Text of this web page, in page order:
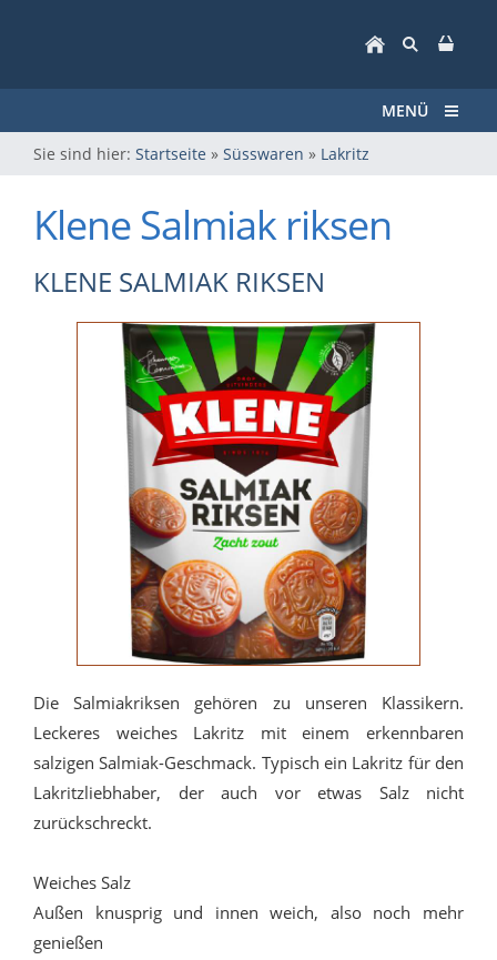
MENÜ
Sie sind hier: Startseite » Süsswaren » Lakritz
Klene Salmiak riksen
KLENE SALMIAK RIKSEN
Die Salmiakriksen gehören zu unseren Klassikern.
Leckeres weiches Lakritz mit einem erkennbaren
salzigen Salmiak-Geschmack. Typisch ein Lakritz für den
Lakritzliebhaber, der auch vor etwas Salz nicht
zurückschreckt.
Weiches Salz
Außen knusprig und innen weich, also noch mehr
genießen